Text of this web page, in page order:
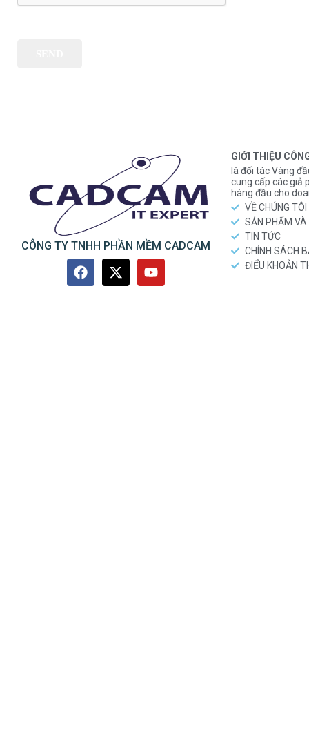
CÔNG TY TNHH PHẦN MỀM CADCAM
GIỚI THIỆU
là đối tác Vàng
cung cấp các giả
hàng đầu cho
VỀ CHÚNG TÔI
SẢN PHẨM VÀ
TIN TỨC
CHÍNH SÁCH
ĐIỂU KHOẢN